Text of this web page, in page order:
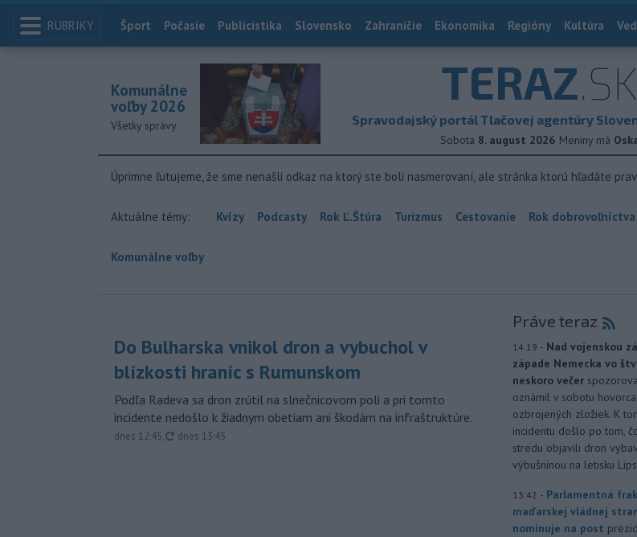
RUBRIKY Index
Šport Počasie Publicistika Slovensko Zahraničie Ekonomika Regióny Kultúra
TERAZ.SK
Spravodajský portál Tlačovej agentúry
Sobota 8. august 2026 Meniny má
Komunálne
voľby 2026
Všetky správy
Úprimne ľutujeme, že sme nenašli odkaz na ktorý ste boli nasmerovaní, ale stránka ktorú hľadáte
Aktuálne témy: Kvízy Podcasty Rok Ľ.Štúra Turizmus Cestovanie Rok dobrovoľníctva
Komunálne voľby
Do Bulharska vnikol dron a vybuchol v
blízkosti hraníc s Rumunskom
Podľa Radeva sa dron zrútil na slnečnicovom poli a pri tomto
incidente nedošlo k žiadnym obetiam ani škodám na infraštruktúre.
dnes 12:45, aktualizované
dnes 13:45
Práve teraz
14:19 - Nad vojenskou
západe Nemecka vo
neskoro večer
oznámil v sobotu
ozbrojených zložiek. K
incidentu došlo po tom,
stredu objavili dron
výbušninou na letisku
13:42 - Parlamentná
maďarskej vládnej
nominuje na post